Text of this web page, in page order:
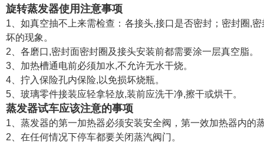
旋转蒸发器使用注意事项
1、如真空抽不上来需检查：各接头,接口是否密封；密封圈,
坏的现象。
2、各磨口,密封面密封圈及接头安装前都需要涂一层真空脂。
3、加热槽通电前必须加水,不允许无水干烧。
4、拧入保险孔内保险,以免损坏烧瓶。
5、玻璃零件接装应轻拿轻放,装前应洗干净,擦干或烘干。
蒸发器试车应该注意的事项
1、蒸发器的第一加热器必须安装安全阀，第一效加热器内
2、在任何情况下停车都要关闭蒸汽阀门。